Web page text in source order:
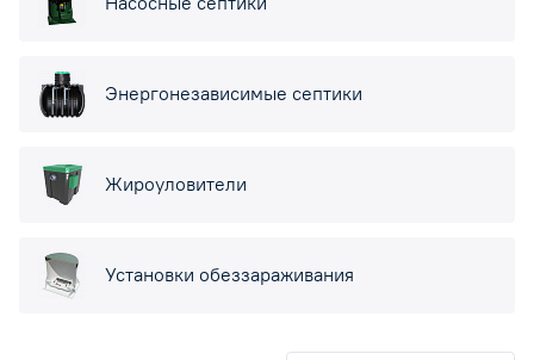
Энергонезависимые септики
Жироуловители
Установки обеззараживания